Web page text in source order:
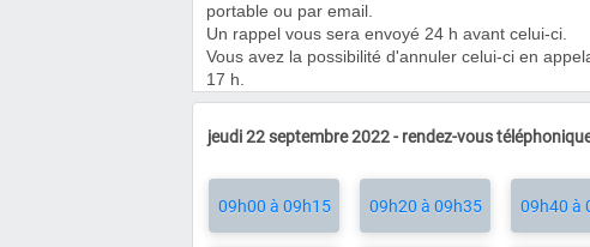
portable ou par email.
Un rappel vous sera envoyé 24 h avant celui-ci.
Vous avez la possibilité d'annuler celui-ci en
17 h.
jeudi 22 septembre 2022 - rendez-vous
09h00 à 09h15 09h20 à 09h35 09h40 à